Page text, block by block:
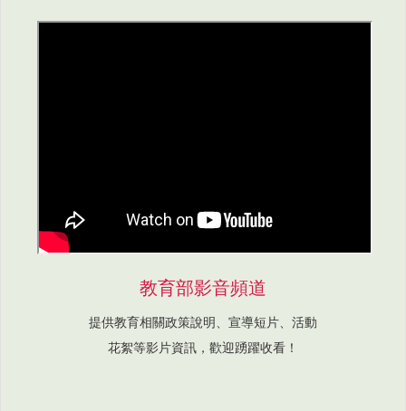
教育部影音頻道
提供教育相關政策說明、宣導短片、活動
花絮等影片資訊，歡迎踴躍收看！